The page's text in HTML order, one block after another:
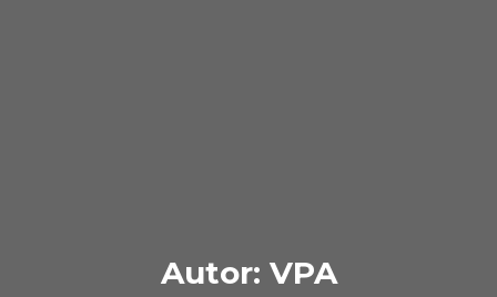
Autor: VPA